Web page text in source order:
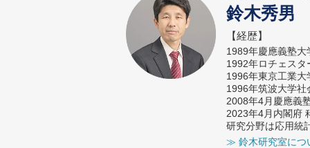
鈴木秀男
【経歴】
1989年慶應義塾
1992年ロチェス
1996年東京工業
1996年筑波大学
2008年4月慶應義
2023年4月内閣府
研究分野は応用統
≫ 鈴木研究室につ